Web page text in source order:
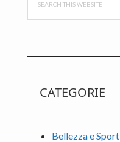
CATEGORIE
Bellezza e Sport